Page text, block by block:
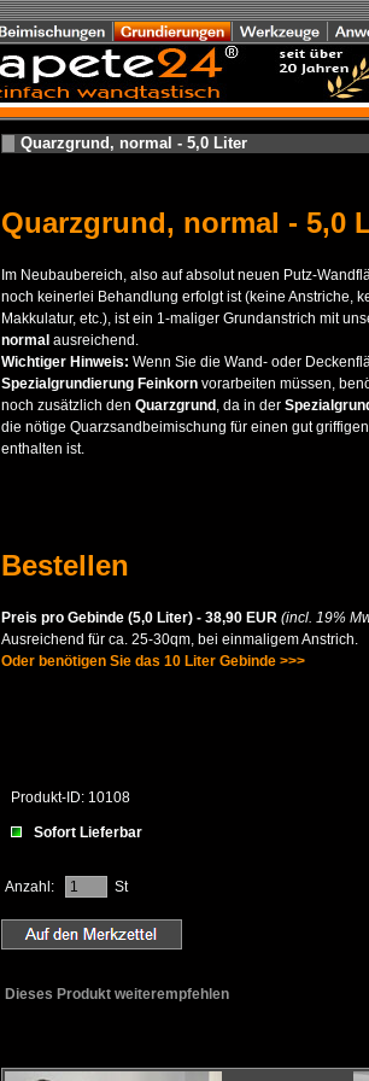
Quarzgrund, normal - 5,0 Liter
Quarzgrund, normal - 5,0
Im Neubaubereich, also auf absolut neuen Putz-
noch keinerlei Behandlung erfolgt ist (keine Anstriche,
Makkulatur, etc.), ist ein 1-maliger Grundanstrich mit
normal ausreichend.
Wichtiger Hinweis: Wenn Sie die Wand- oder
Spezialgrundierung Feinkorn vorarbeiten müssen,
noch zusätzlich den Quarzgrund , da in der
die nötige Quarzsandbeimischung für einen gut
enthalten ist.
Bestellen
Preis pro Gebinde (5,0 Liter) - 38,90 EUR (incl. 19%
Ausreichend für ca. 25-30qm, bei einmaligem Anstrich.
Oder benötigen Sie das 10 Liter Gebinde >>>
Produkt-ID: 10108
Sofort Lieferbar
Anzahl: St
Dieses Produkt weiterempfehlen